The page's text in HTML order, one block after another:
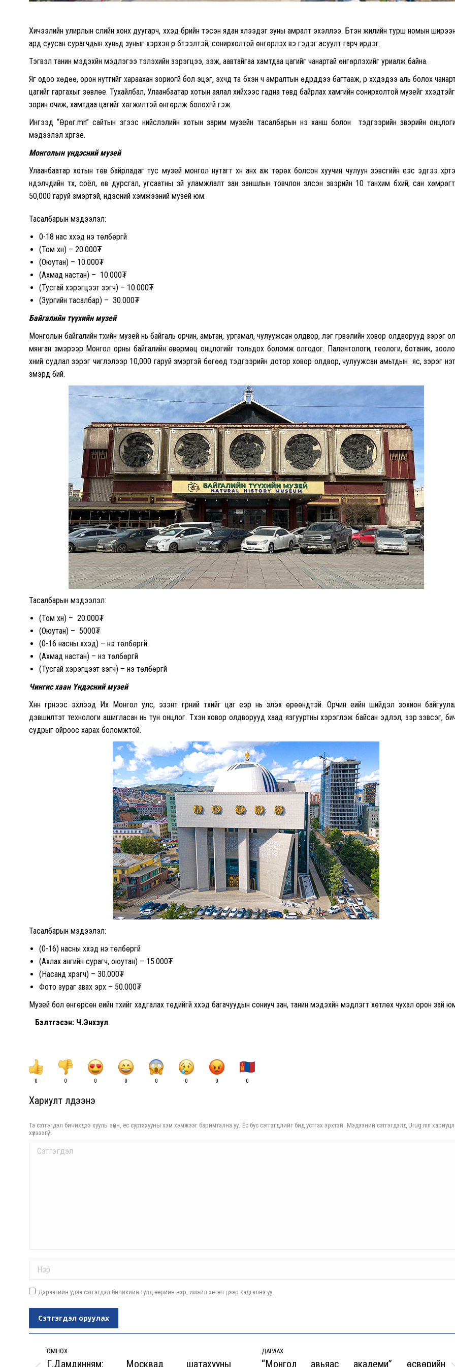
Хичээлийн улирлын сүүлийн хонх дуугарч, хүүхэд бүрийн тэсэн ядан хүлээдэг зуны амралт эхэллээ. Бүтэн жилийн турш номын
ард суусан сурагчдын хувьд зуныг хэрхэн үр бүтээлтэй, сонирхолтой өнгөрүүлэх вэ гэдэг асуулт гарч ирдэг.
Тэгвэл танин мэдэхүйн мэдлэгээ тэлэхийн зэрэгцээ, ээж, аавтайгаа хамтдаа цагийг чанартай өнгөрүүлэхийг уриалж байна.
Яг одоо хөдөө, орон нутгийг хараахан зориогүй бол эцэг, эхчүүд та бүхэн ч амралтын өдрүүддээ багтааж, үр хүүхдэдээ аль болох
цагийг гаргахыг зөвлөе. Тухайлбал, Улаанбаатар хотын аялал хийхээс гадна төвд байрлах хамгийн сонирхолтой музейг
зорин очиж, хамтдаа цагийг хөгжилтэй өнгөрүүлж болохгүй гэж.
Ингээд “Өрөг.mn” сайтын зүгээс нийслэлийн хотын зарим музейн тасалбарын үнэ ханш болон тэдгээрийн үзвэрийн
мэдээлэл хүргэе.
Монголын үндэсний музей
Улаанбаатар хотын төв байрладаг тус музей монгол нутагт хүн анх аж төрөх болсон хуучин чулуун зэвсгийн үеэс эдүгээ
нүүдэлчдийн түүх, соёл, өв дурсгал, угсаатны зүй уламжлалт зан заншлын товчлон үзүүлсэн үзвэрийн 10 танхим бүхий, сан
50,000 гаруй үзмэртэй, үндэсний хэмжээний музей юм.
Тасалбарын мэдээлэл:
0-18 нас хүүхэд үнэ төлбөргүй
(Том хүн) – 20.000₮
(Оюутан) – 10.000₮
(Ахмад настан) – 10.000₮
(Тусгай хэрэгцээт үзэгч) – 10.000₮
(Зургийн тасалбар) – 30.000₮
Байгалийн түүхийн музей
Монголын байгалийн түүхийн музей нь байгаль орчин, амьтан, ургамал, чулуужсан олдвор, үлэг гүрвэлийн ховор олдворууд зэрэг
мянган үзмэрээр Монгол орны байгалийн өвөрмөц онцлогийг тольдох боломж олгодог. Палентологи, геологи, ботаник,
хүний судлал зэрэг чиглэлээр 10,000 гаруй үзмэртэй бөгөөд тэдгээрийн дотор ховор олдвор, чулуужсан амьтдын яс, зэрэг
үзмэрүүд бий.
Тасалбарын мэдээлэл:
(Том хүн) – 20.000₮
(Оюутан) – 5000₮
(0-16 насны хүүхэд) – үнэ төлбөргүй
(Ахмад настан) – үнэ төлбөргүй
(Тусгай хэрэгцээт үзэгч) – үнэ төлбөргүй
Чингис хаан Үндэсний музей
Хүннү гүрнээс эхлээд Их Монгол улс, эзэнт гүрний түүхийг цаг үеэр нь үзүүлэх өрөөнүүдтэй. Орчин үеийн шийдэл зохион
дэвшилтэт технологи ашигласан нь тун онцлог. Түүхэн ховор олдворууд хаад язгууртны хэрэглэж байсан эдлэл, зэр зэвсэг,
судрыг ойроос харах боломжтой.
Тасалбарын мэдээлэл:
(0-16) насны хүүхэд үнэ төлбөргүй
(Ахлах ангийн сурагч, оюутан) – 15.000₮
(Насанд хүрэгч) – 30.000₮
Фото зураг авах эрх – 50.000₮
Музей бол өнгөрсөн үеийн түүхийг хадгалах төдийгүй хүүхэд багачуудын сониуч зан, танин мэдэхүйн мэдлэгт хөтлөх чухал орон зай
Бэлтгэсэн: Ч.Энхзул
0 0 0 0 0 0 0 0
Хариулт үлдээнэ үү
Та сэтгэгдэл бичихдээ хууль зүйн, ёс суртахууны хэм хэмжээг баримтална уу. Ёс бус сэтгэгдлийг бид устгах эрхтэй. Мэдээний сэтгэгдэлд Urug.mn
хүлээхгүй.
Comment
Дараагийн удаа сэтгэгдэл бичихийн тулд өөрийн нэр, имэйл хөтөч дээр хадгална уу.
Сэтгэгдэл оруулах
navigation
ӨМНӨХ
Г.Дамдинням: Москвад шатахууны
ДАРААХ
“Монгол авьяас академи” өсвөрийн